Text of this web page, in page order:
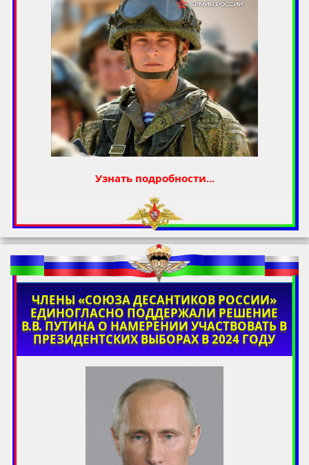
Узнать подробности...
ЧЛЕНЫ «СОЮЗА ДЕСАНТИКОВ РОССИИ»
ЕДИНОГЛАСНО ПОДДЕРЖАЛИ РЕШЕНИЕ
В.В. ПУТИНА О НАМЕРЕНИИ УЧАСТВОВАТЬ В
ПРЕЗИДЕНТСКИХ ВЫБОРАХ В 2024 ГОДУ